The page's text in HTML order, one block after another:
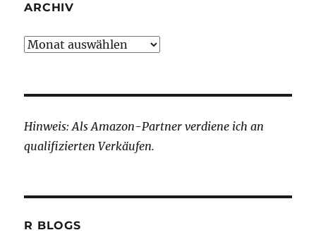
ARCHIV
Archiv
Hinweis: Als Amazon-Partner verdiene ich an
qualifizierten Verkäufen.
R BLOGS